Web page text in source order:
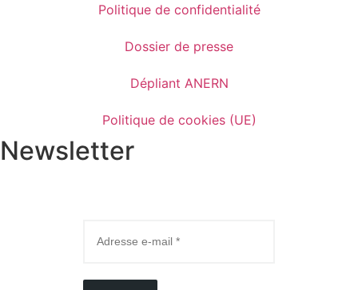
Politique de confidentialité
Dossier de presse
Dépliant ANERN
Politique de cookies (UE)
Newsletter